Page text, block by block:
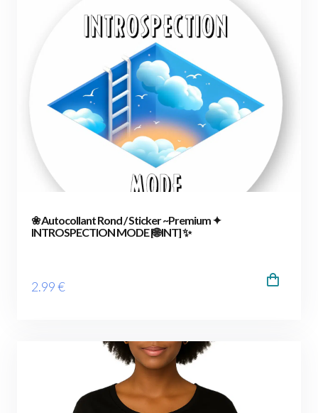
❀ Autocollant Rond / Sticker ~Premium ✦
INTROSPECTION MODE [🌐 INT] ✨
2.99€